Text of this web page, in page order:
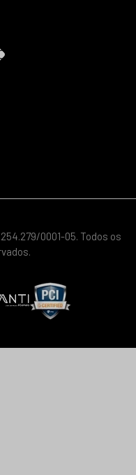
0001-05. Todos os